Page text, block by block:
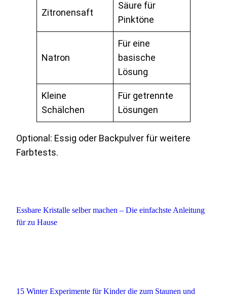
Zitronensaft
Säure für
Pinktöne
Natron
Für eine
basische
Lösung
Kleine
Schälchen
Für getrennte
Lösungen
Optional: Essig oder Backpulver für weitere
Farbtests.
Essbare Kristalle selber machen – Die einfachste Anleitung
für zu Hause
15 Winter Experimente für Kinder die zum Staunen und